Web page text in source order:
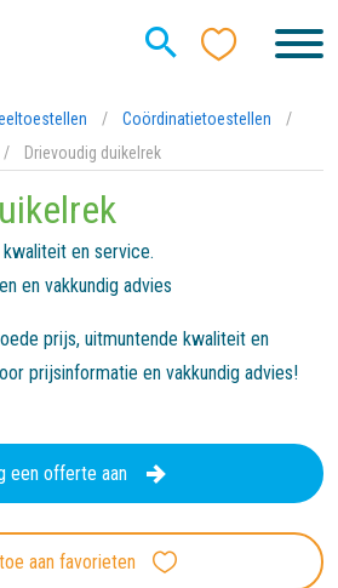
/ Coördinatietoestellen
/
/ Drievoudig duikelrek
en service.
en vakkundig advies
prijs, uitmuntende kwaliteit en
prijsinformatie en vakkundig advies!
een offerte aan
aan favorieten